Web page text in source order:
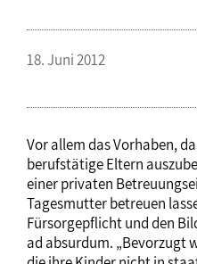
18. Juni 2012
Vor allem das Vorhaben,
berufstätige Eltern
einer privaten
Tagesmutter betreuen
Fürsorgepflicht und den
ad absurdum. „Bevorzugt